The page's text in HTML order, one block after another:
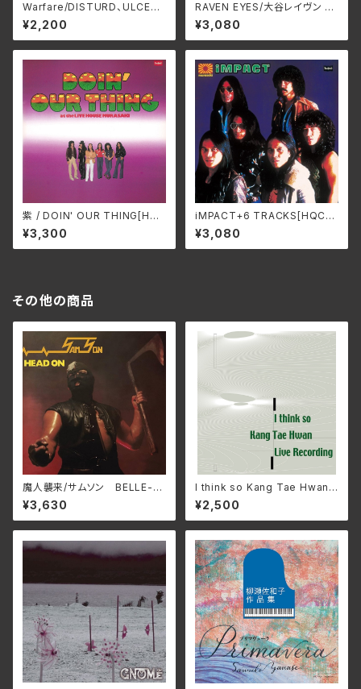
Warfare/DISTURD、ULCER
HCK-054
¥2,200
RAVEN EYES/大谷レイヴン S
WAX-310A
¥3,080
紫 / DOIN' OUR THING[HQ
CD-EDITION] SWAX-321A
¥3,300
iMPACT+6 TRACKS[HQCD
¥3,080
その他の商品
魔⼈襲来/サムソン BELLE-2
64424(仕様:SHM-CD)
¥3,630
I think so Kang Tae Hwan L
ive Recording/姜 泰煥カン・
テーファン IMA-SZOK0(仕
様:CD)
¥2,500